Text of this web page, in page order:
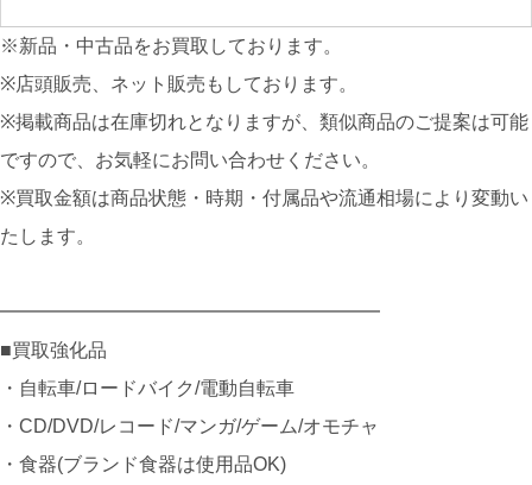
※新品・中古品をお買取しております。
※店頭販売、ネット販売もしております。
※掲載商品は在庫切れとなりますが、類似商品のご提案は可能
ですので、お気軽にお問い合わせください。
※買取金額は商品状態・時期・付属品や流通相場により変動い
たします。
━━━━━━━━━━━━━━━━━━━━
■買取強化品
・自転車/ロードバイク/電動自転車
・CD/DVD/レコード/マンガ/ゲーム/オモチャ
・食器(ブランド食器は使用品OK)